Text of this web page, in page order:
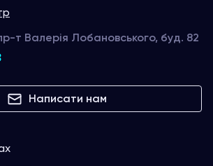
т Валерія Лобановського, буд. 82
Написати нам